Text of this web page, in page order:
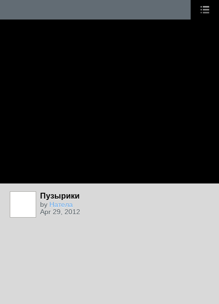
Пузырики
by Натела
Apr 29, 2012